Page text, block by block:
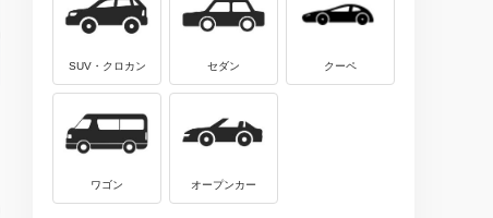
SUV・クロカン セダン クーペ
ワゴン オープンカー